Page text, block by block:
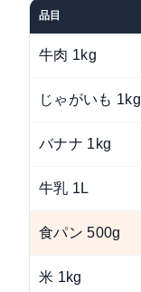
品目
牛肉 1kg
じゃがいも 1kg
バナナ 1kg
牛乳 1L
食パン 500g
米 1kg